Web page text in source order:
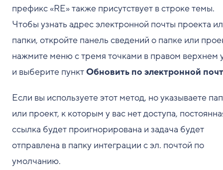
префикс «RE» также присутствует в строке темы.
Чтобы узнать адрес электронной почты проекта
папки, откройте панель сведений о папке или
нажмите меню с тремя точками в правом верхнем
и выберите пунктОбновить по электронной
Если вы используете этот метод, но указываете
или проект, к которым у вас нет доступа,
ссылка будет проигнорирована и задача будет
отправлена в папку интеграции с эл. почтой по
умолчанию.